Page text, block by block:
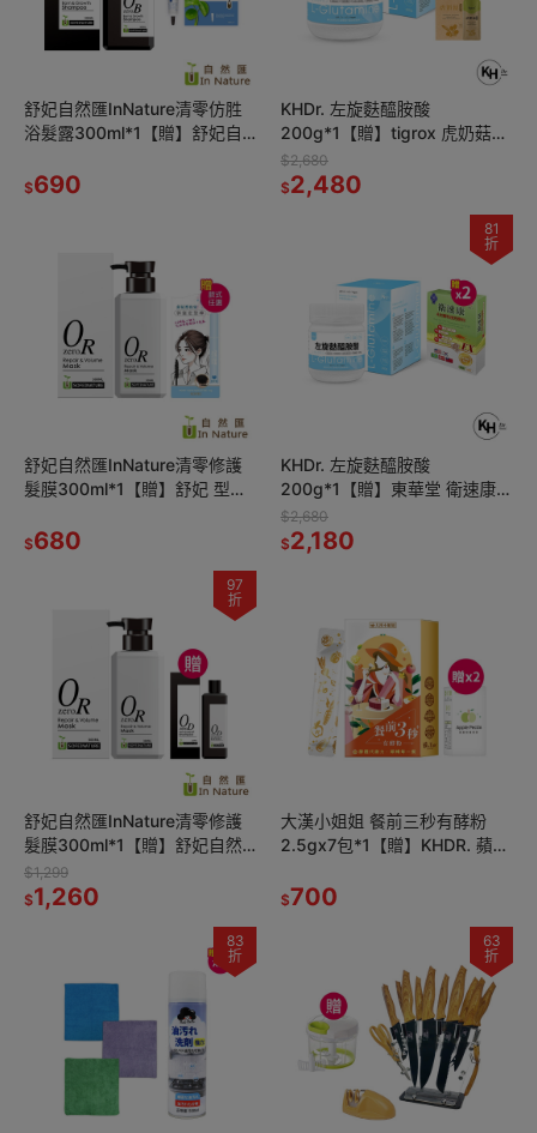
舒妃自然匯InNature清零仿胜
浴髮露300ml*1【贈】舒妃自
16mlx3*1
$690
KHDr. 左旋麩醯胺酸
200g*1【贈】tigrox 虎奶菇養
氣飲20mlx12包*1
$2,680
$2,480
舒妃自然匯InNature清零修護
髮膜300ml*1【贈】舒妃 型色
$680
81
折
KHDr. 左旋麩醯胺酸
200g*1【贈】東華堂 衛速康
EX 500mgx30顆*2
$2,680
$2,180
97
折
舒妃自然匯InNature清零修護
髮膜300ml*1【贈】舒妃自然
匯InNature清零屑抗屑洗髮精
250ml*1
$1,299
$1,260
大漢小姐姐 餐前三秒有酵粉
2.5gx7包*1【贈】KHDR. 蘋果
$700
83
折
63
折